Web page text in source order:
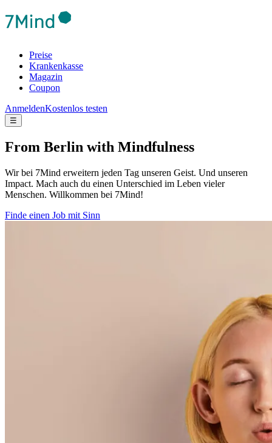
Preise
Krankenkasse
Magazin
Coupon
AnmeldenKostenlos testen
☰
From Berlin with Mindfulness
Wir bei 7Mind erweitern jeden Tag unseren Geist. Und unseren
Impact. Mach auch du einen Unterschied im Leben vieler
Menschen. Willkommen bei 7Mind!
Finde einen Job mit Sinn